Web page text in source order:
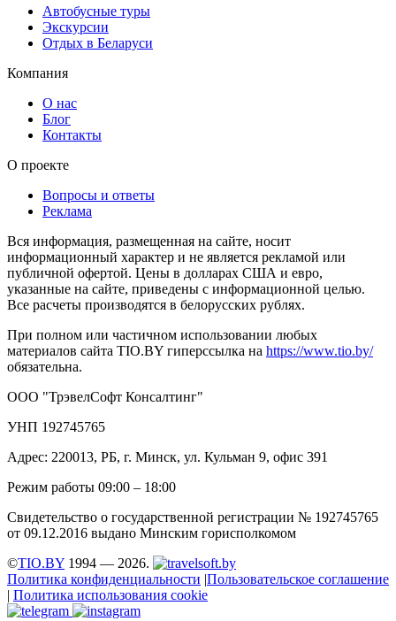
Автобусные туры
Экскурсии
Отдых в Беларуси
Компания
О нас
Блог
Контакты
О проекте
Вопросы и ответы
Реклама
Вся информация, размещенная на сайте, носит
информационный характер и не является рекламой или
публичной офертой. Цены в долларах США и евро,
указанные на сайте, приведены с информационной целью.
Все расчеты производятся в белорусских рублях.
При полном или частичном использовании любых
материалов сайта TIO.BY гиперссылка на https://www.tio.by/
обязательна.
ООО "ТрэвелСофт Консалтинг"
УНП 192745765
Адрес: 220013, РБ, г. Минск, ул. Кульман 9, офис 391
Режим работы 09:00 – 18:00
Свидетельство о государственной регистрации № 192745765
от 09.12.2016 выдано Минским горисполкомом
©TIO.BY 1994 — 2026.
Политика конфиденциальности |Пользовательское соглашение
| Политика использования cookie